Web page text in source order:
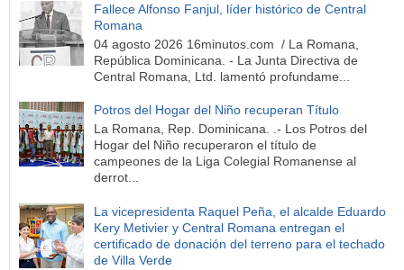
Fallece Alfonso Fanjul, líder histórico de Central
Romana
04 agosto 2026 16minutos.com / La Romana,
República Dominicana. - La Junta Directiva de
Central Romana, Ltd. lamentó profundame...
Potros del Hogar del Niño recuperan Título
La Romana, Rep. Dominicana. .- Los Potros del
Hogar del Niño recuperaron el título de
campeones de la Liga Colegial Romanense al
derrot...
La vicepresidenta Raquel Peña, el alcalde Eduardo
Kery Metivier y Central Romana entregan el
certificado de donación del terreno para el techado
de Villa Verde